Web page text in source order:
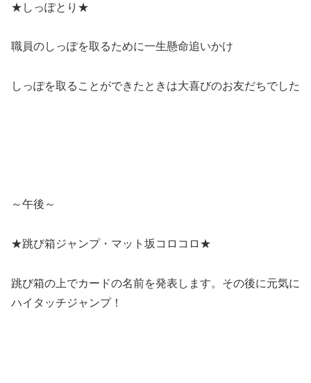
★しっぽとり★
職員のしっぽを取るために一生懸命追いかけ
しっぽを取ることができたときは大喜びのお友だちでした
～午後～
★跳び箱ジャンプ・マット坂コロコロ★
跳び箱の上でカードの名前を発表します。その後に元気に
ハイタッチジャンプ！